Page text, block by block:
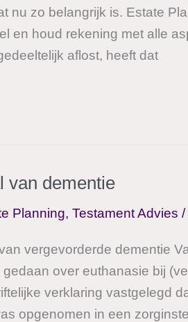
nu zo belangrijk is. Estate
en houd rekening met alle
aflost, heeft dat
van dementie
Planning, Testament Advies /
vergevorderde dementie
over euthanasie bij
verklaring vastgelegd
opgenomen in een